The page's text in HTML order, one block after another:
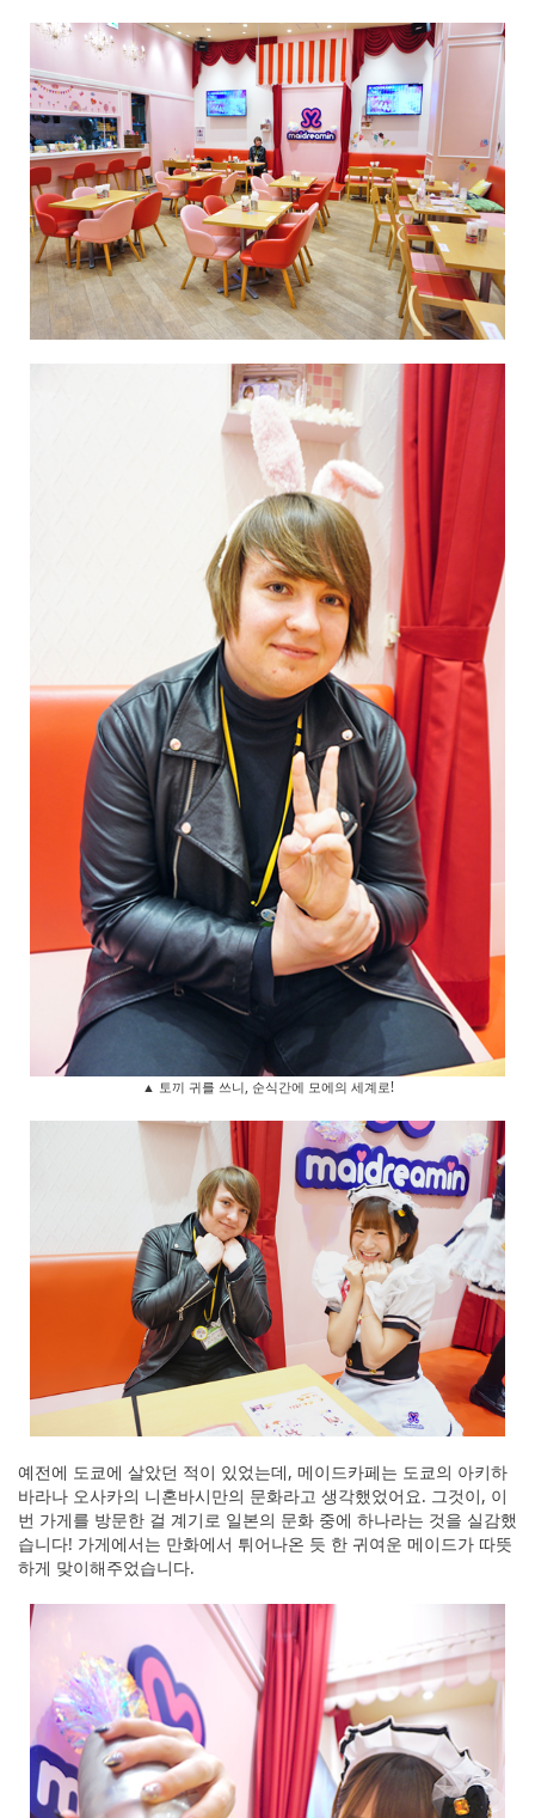
▲ 토끼 귀를 쓰니, 순식간에 모에의 세계로!
예전에 도쿄에 살았던 적이 있었는데, 메이드카페는 도쿄의 아키하
바라나 오사카의 니혼바시만의 문화라고 생각했었어요. 그것이, 이
번 가게를 방문한 걸 계기로 일본의 문화 중에 하나라는 것을 실감했
습니다! 가게에서는 만화에서 튀어나온 듯 한 귀여운 메이드가 따뜻
하게 맞이해주었습니다.